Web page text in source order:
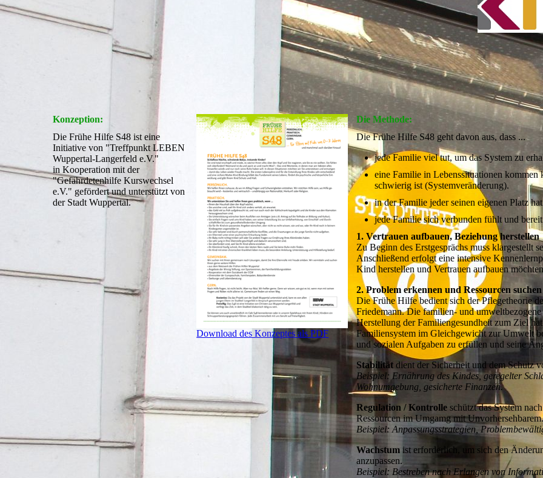
Download des Konzeptes als PDF
Konzeption:
Die Frühe Hilfe S48 ist eine
Initiative von "Treffpunkt LEBEN
Wuppertal-Langerfeld e.V."
in Kooperation mit der
"Gefährdetenhilfe Kurswechsel
e.V." gefördert und unterstützt von
der Stadt Wuppertal.
Die Methode:
Die Frühe Hilfe S48 geht davon aus, dass ...
jede Familie viel tut, um das System zu
eine Familie in Lebenssituationen kommen
schwierig ist (Systemveränderung).
in der Familie jeder seinen eigenen Platz
jede Familie sich verbunden fühlt und
1. Vertrauen aufbauen, Beziehung herstellen
Zu Beginn des Erstgesprächs muss klargestellt
Anschließend erfolgt eine intensive
Kind herstellen und Vertrauen aufbauen
2. Problem erkennen und Ressourcen suchen
Die Frühe Hilfe bedient sich der Pflegetheorie
Friedemann. Die familien- und
Herstellung der Familiengesundheit zum Ziel
Familiensystem im Gleichgewicht zur Umwelt
und sozialen Aufgaben zu erfüllen und seine
Stabilität dient der Sicherheit und dem Schutz
Beispiel: Ernährung des Kindes, geregelter
Wohnumgebung, gesicherte Finanzen.
Regulation / Kontrolle schützt das System
Ressourcen im Umgamg mit Unvorhersehbarem.
Beispiel: Anpassungsstrategien,
Wachstum ist erforderlich, um sich den
anzupassen.
Beispiel: Bestreben nach Erlangen von